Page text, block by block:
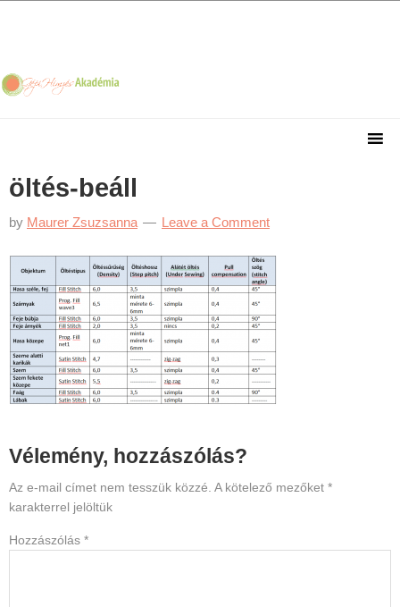
navigation
content
sidebar
öltés-beáll
by Maurer Zsuzsanna Leave a Comment
Reader
Interactions
Vélemény, hozzászólás?
Az e-mail címet nem tesszük közzé. A kötelező mezőket *
karakterrel jelöltük
Hozzászólás *